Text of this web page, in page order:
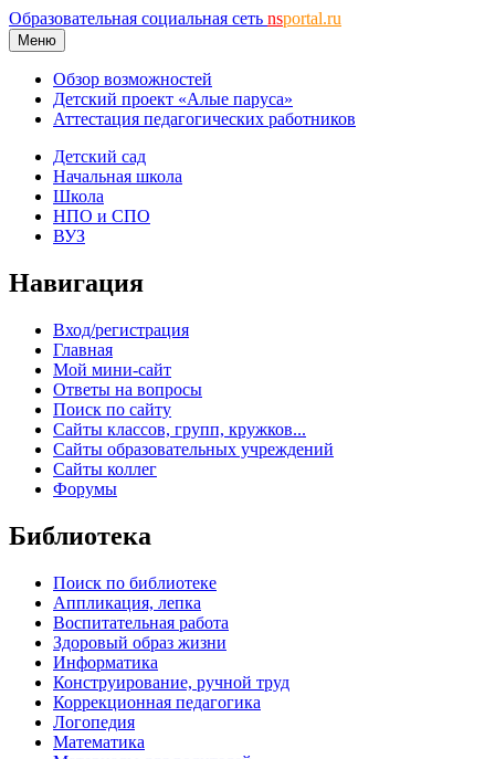
Образовательная социальная сеть nsportal.ru
Меню
Обзор возможностей
Детский проект «Алые паруса»
Аттестация педагогических работников
Детский сад
Начальная школа
Школа
НПО и СПО
ВУЗ
Навигация
Вход/регистрация
Главная
Мой мини-сайт
Ответы на вопросы
Поиск по сайту
Сайты классов, групп, кружков...
Сайты образовательных учреждений
Сайты коллег
Форумы
Библиотека
Поиск по библиотеке
Аппликация, лепка
Воспитательная работа
Здоровый образ жизни
Информатика
Конструирование, ручной труд
Коррекционная педагогика
Логопедия
Математика